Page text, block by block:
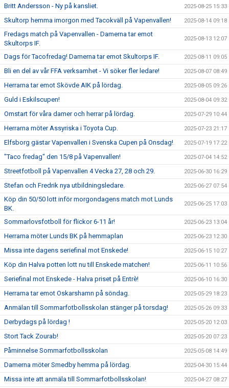
Britt Andersson - Ny på kansliet. 2025-08-25 15:33
Skultorp hemma imorgon med Tacokväll på Vapenvallen! 2025-08-14 09:18
Fredags match på Vapenvallen - Damerna tar emot
Skultorps IF.
2025-08-13 12:07
Dags för Tacofredag! Damerna tar emot Skultorps IF. 2025-08-11 09:05
Bli en del av vår FFA verksamhet - Vi söker fler ledare! 2025-08-07 08:49
Herrarna tar emot Skövde AIK på lördag. 2025-08-05 09:26
Guld i Eskilscupen! 2025-08-04 09:32
Omstart för våra damer och herrar på lördag. 2025-07-29 10:44
Herrarna möter Assyriska i Toyota Cup. 2025-07-23 21:17
Elfsborg gästar Vapenvallen i Svenska Cupen på Onsdag! 2025-07-19 17:22
"Taco fredag" den 15/8 på Vapenvallen! 2025-07-04 14:52
Streetfotboll på Vapenvallen 4 Vecka 27, 28 och 29. 2025-06-30 16:29
Stefan och Fredrik nya utbildningsledare. 2025-06-27 07:54
Köp din 50/50 lott inför morgondagens match mot Lunds
BK.
2025-06-25 17:03
Sommarlovsfotboll för flickor 6-11 år! 2025-06-23 13:04
Herrarna möter Lunds BK på hemmaplan 2025-06-23 12:30
Missa inte dagens seriefinal mot Enskede! 2025-06-15 10:27
Köp din Halva potten lott nu till Enskede matchen! 2025-06-11 10:56
Seriefinal mot Enskede - Halva priset på Entrè! 2025-06-10 16:30
Herrarna tar emot Oskarshamn på söndag. 2025-05-29 18:23
Anmälan till Sommarfotbollsskolan stänger på torsdag! 2025-05-26 09:33
Derbydags på lördag ! 2025-05-20 12:03
Stort Tack Zourab! 2025-05-20 07:23
Påminnelse Sommarfotbollsskolan 2025-05-08 14:49
Damerna möter Smedby hemma på lördag. 2025-04-30 15:44
Missa inte att anmäla till Sommarfotbollsskolan! 2025-04-27 08:27